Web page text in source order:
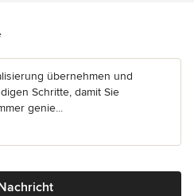
übernehmen und
Schritte, damit Sie
genie...